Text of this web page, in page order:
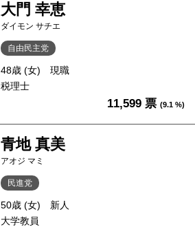
大門 幸恵
ダイモン サチエ
自由民主党
48歳 (女)
現職
税理士
11,599 票 (9.1 %)
青地 真美
アオジ マミ
民進党
50歳 (女)
新人
大学教員